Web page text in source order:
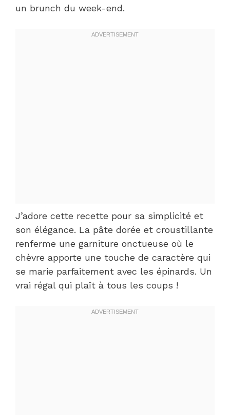
un brunch du week-end.
J’adore cette recette pour sa simplicité et
son élégance. La pâte dorée et croustillante
renferme une garniture onctueuse où le
chèvre apporte une touche de caractère qui
se marie parfaitement avec les épinards. Un
vrai régal qui plaît à tous les coups !